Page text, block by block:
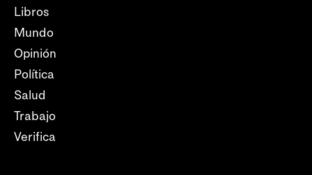
Libros
Mundo
Opinión
Política
Salud
Trabajo
Verifica